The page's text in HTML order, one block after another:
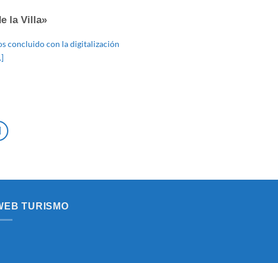
la Villa»
concluido con la digitalización
TURISMO